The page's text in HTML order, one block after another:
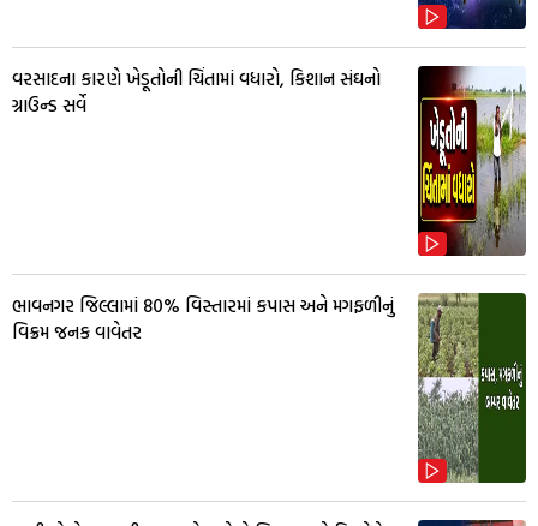
વરસાદના કારણે ખેડૂતોની ચિંતામાં વધારો, કિશાન સંઘનો
ગ્રાઉન્ડ સર્વે
ભાવનગર જિલ્લામાં 80% વિસ્તારમાં કપાસ અને મગફળીનું
વિક્રમ જનક વાવેતર